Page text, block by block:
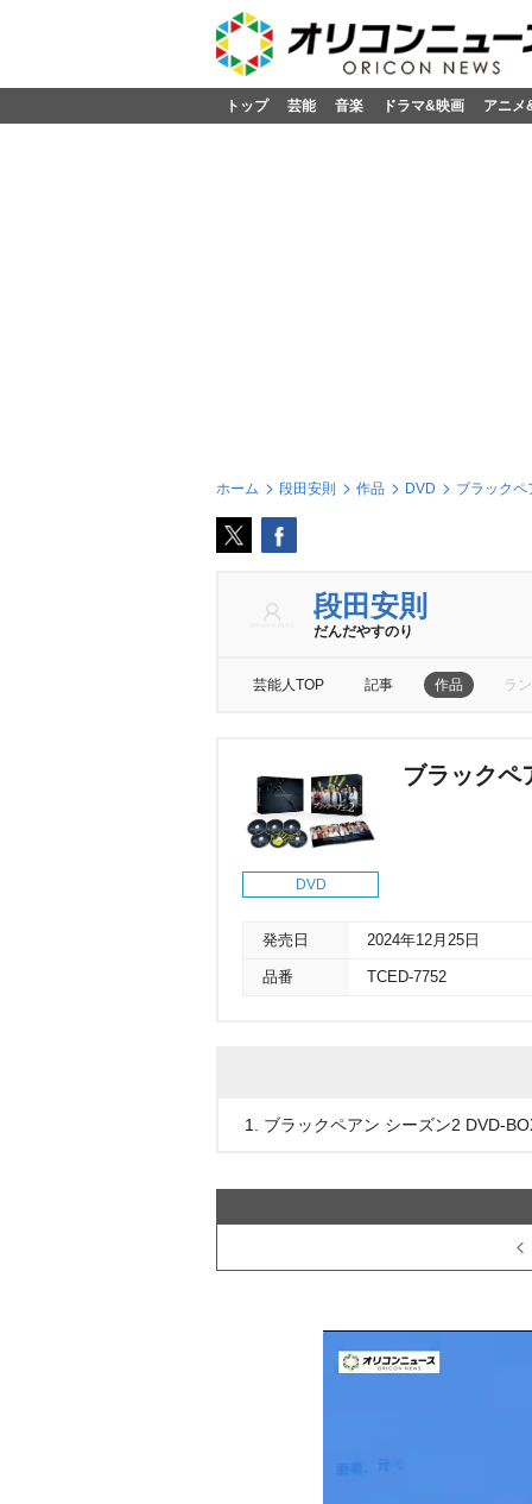
トップ 芸能 音楽 ドラマ&映画 アニメ
ホーム 段田安則 作品 DVD ブラックペ
段田安則
だんだやすのり
芸能人TOP 記事 作品 ラ
DVD
ブラックペ
発売日 2024年12月25日
品番 TCED-7752
1. ブラックペアン シーズン2 DVD-